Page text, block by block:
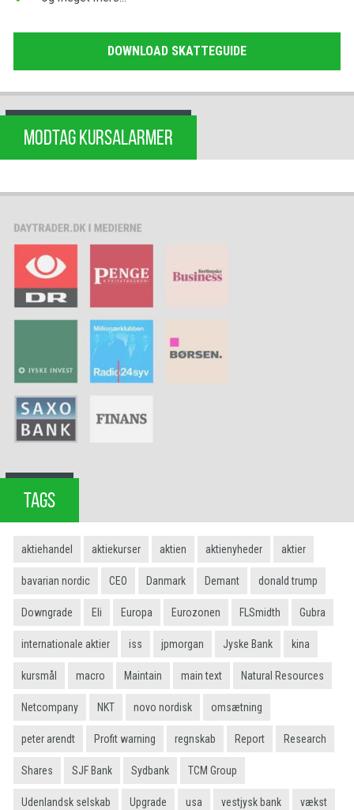
DOWNLOAD SKATTEGUIDE
MODTAG KURSALARMER
TAGS
aktiehandel aktiekurser aktien aktienyheder aktier
bavarian nordic CEO Danmark Demant donald trump
Downgrade Eli Europa Eurozonen FLSmidth Gubra
internationale aktier iss jpmorgan Jyske Bank kina
kursmål macro Maintain main text Natural Resources
Netcompany NKT novo nordisk omsætning
peter arendt Profit warning regnskab Report Research
Shares SJF Bank Sydbank TCM Group
Udenlandsk selskab Upgrade usa vestjysk bank vækst